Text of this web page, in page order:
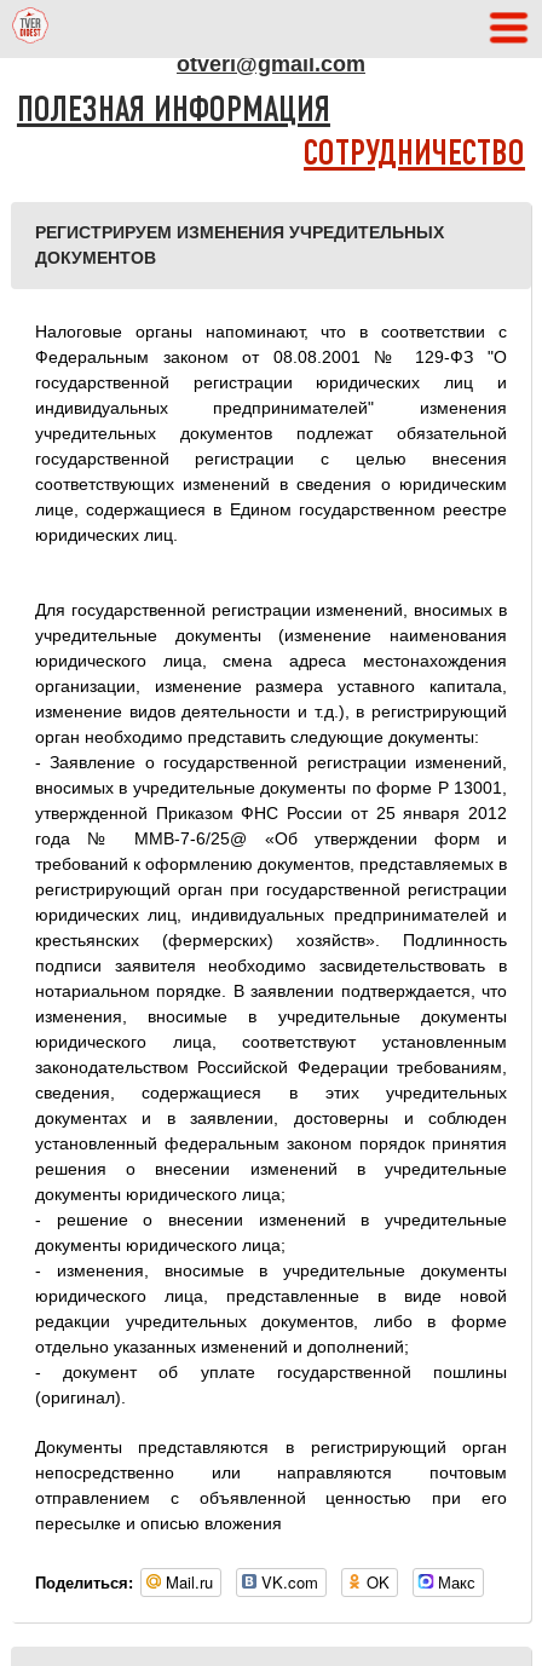
otveri@gmail.com
ПОЛЕЗНАЯ ИНФОРМАЦИЯ
СОТРУДНИЧЕСТВО
РЕГИСТРИРУЕМ ИЗМЕНЕНИЯ УЧРЕДИТЕЛЬНЫХ
ДОКУМЕНТОВ
Налоговые органы напоминают, что в соответствии с
Федеральным законом от 08.08.2001 № 129-ФЗ "О
государственной регистрации юридических лиц и
индивидуальных предпринимателей" изменения
учредительных документов подлежат обязательной
государственной регистрации с целью внесения
соответствующих изменений в сведения о юридическим
лице, содержащиеся в Едином государственном реестре
юридических лиц.
Для государственной регистрации изменений, вносимых в
учредительные документы (изменение наименования
юридического лица, смена адреса местонахождения
организации, изменение размера уставного капитала,
изменение видов деятельности и т.д.), в регистрирующий
орган необходимо представить следующие документы:
- Заявление о государственной регистрации изменений,
вносимых в учредительные документы по форме Р 13001,
утвержденной Приказом ФНС России от 25 января 2012
года № ММВ-7-6/25@ «Об утверждении форм и
требований к оформлению документов, представляемых в
регистрирующий орган при государственной регистрации
юридических лиц, индивидуальных предпринимателей и
крестьянских (фермерских) хозяйств». Подлинность
подписи заявителя необходимо засвидетельствовать в
нотариальном порядке. В заявлении подтверждается, что
изменения, вносимые в учредительные документы
юридического лица, соответствуют установленным
законодательством Российской Федерации требованиям,
сведения, содержащиеся в этих учредительных
документах и в заявлении, достоверны и соблюден
установленный федеральным законом порядок принятия
решения о внесении изменений в учредительные
документы юридического лица;
- решение о внесении изменений в учредительные
документы юридического лица;
- изменения, вносимые в учредительные документы
юридического лица, представленные в виде новой
редакции учредительных документов, либо в форме
отдельно указанных изменений и дополнений;
- документ об уплате государственной пошлины
(оригинал).
Документы представляются в регистрирующий орган
непосредственно или направляются почтовым
отправлением с объявленной ценностью при его
пересылке и описью вложения
Поделиться: Mail.ru VK.com OK Макс